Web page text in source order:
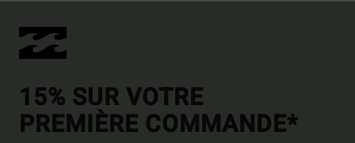
15% SUR VOTRE
PREMIÈRE COMMANDE*